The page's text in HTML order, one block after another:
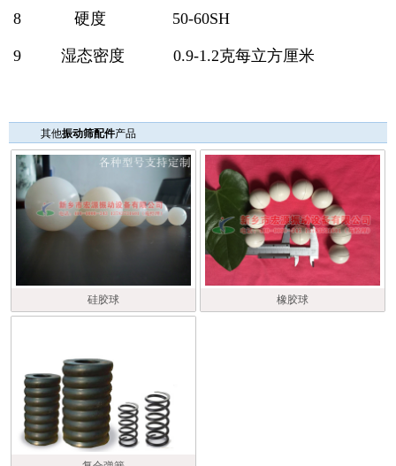
8 硬度 50-60SH
9 湿态密度 0.9-1.2克每立方厘米
其他振动筛配件产品
硅胶球 橡胶球